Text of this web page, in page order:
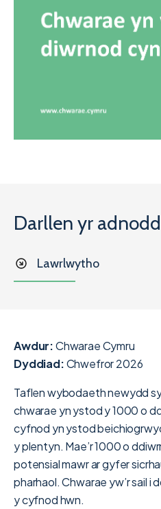
Darllen yr adnodd
Lawrlwytho
Awdur:Chwarae Cymru
Dyddiad:Chwefror 2026
Taflen wybodaeth newydd
chwarae yn ystod y 1000 o
cyfnod yn ystod
y plentyn. Mae’r 1000 o
potensial mawr ar gyfer
pharhaol. Chwarae yw’r sail
y cyfnod hwn.